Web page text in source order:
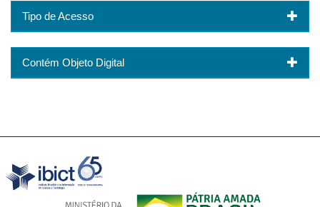
Tipo de Acesso
Contém Objeto Digital